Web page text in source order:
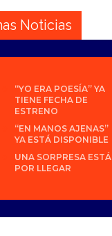
Noticias
“YO ERA POESÍA” YA
TIENE FECHA DE
ESTRENO
“EN MANOS AJENAS”
YA ESTÁ DISPONIBLE
UNA SORPRESA ESTÁ
POR LLEGAR